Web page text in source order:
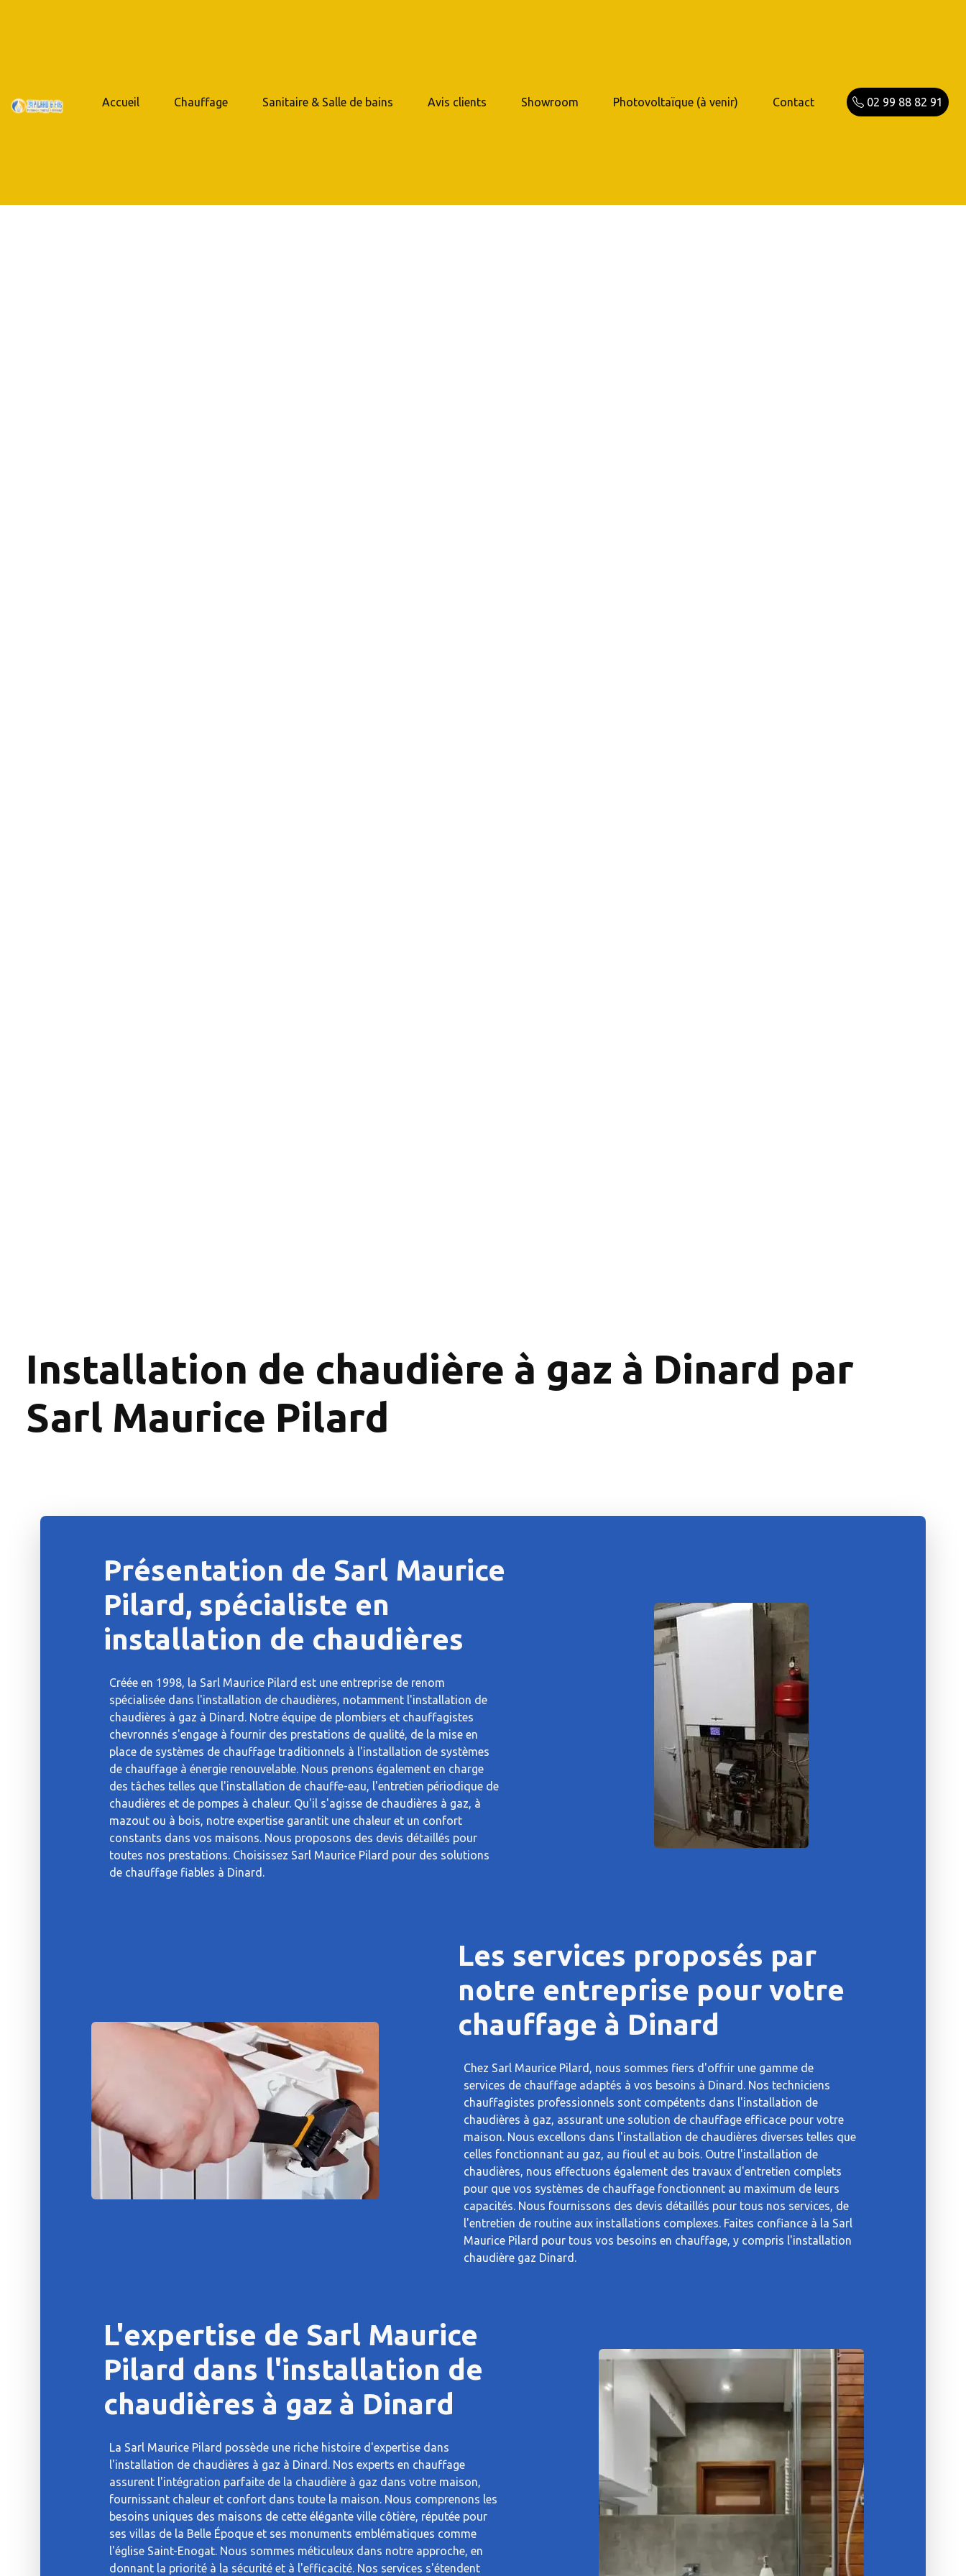
Accueil Chauffage Sanitaire & Salle de bains Avis clients Showroom Photovoltaïque (à venir) Contact 02 99 88 82 91
Installation de chaudière à gaz à Dinard par
Sarl Maurice Pilard
Présentation de Sarl Maurice
Pilard, spécialiste en
installation de chaudières
Créée en 1998, la Sarl Maurice Pilard est une entreprise de renom
spécialisée dans l'installation de chaudières, notamment l'installation de
chaudières à gaz à Dinard. Notre équipe de plombiers et chauffagistes
chevronnés s'engage à fournir des prestations de qualité, de la mise en
place de systèmes de chauffage traditionnels à l'installation de systèmes
de chauffage à énergie renouvelable. Nous prenons également en charge
des tâches telles que l'installation de chauffe-eau, l'entretien périodique de
chaudières et de pompes à chaleur. Qu'il s'agisse de chaudières à gaz, à
mazout ou à bois, notre expertise garantit une chaleur et un confort
constants dans vos maisons. Nous proposons des devis détaillés pour
toutes nos prestations. Choisissez Sarl Maurice Pilard pour des solutions
de chauffage fiables à Dinard.
Les services proposés par
notre entreprise pour votre
chauffage à Dinard
Chez Sarl Maurice Pilard, nous sommes fiers d'offrir une gamme de
services de chauffage adaptés à vos besoins à Dinard. Nos techniciens
chauffagistes professionnels sont compétents dans l'installation de
chaudières à gaz, assurant une solution de chauffage efficace pour votre
maison. Nous excellons dans l'installation de chaudières diverses telles que
celles fonctionnant au gaz, au fioul et au bois. Outre l'installation de
chaudières, nous effectuons également des travaux d'entretien complets
pour que vos systèmes de chauffage fonctionnent au maximum de leurs
capacités. Nous fournissons des devis détaillés pour tous nos services, de
l'entretien de routine aux installations complexes. Faites confiance à la Sarl
Maurice Pilard pour tous vos besoins en chauffage, y compris l'installation
chaudière gaz Dinard.
L'expertise de Sarl Maurice
Pilard dans l'installation de
chaudières à gaz à Dinard
La Sarl Maurice Pilard possède une riche histoire d'expertise dans
l'installation de chaudières à gaz à Dinard. Nos experts en chauffage
assurent l'intégration parfaite de la chaudière à gaz dans votre maison,
fournissant chaleur et confort dans toute la maison. Nous comprenons les
besoins uniques des maisons de cette élégante ville côtière, réputée pour
ses villas de la Belle Époque et ses monuments emblématiques comme
l'église Saint-Enogat. Nous sommes méticuleux dans notre approche, en
donnant la priorité à la sécurité et à l'efficacité. Nos services s'étendent